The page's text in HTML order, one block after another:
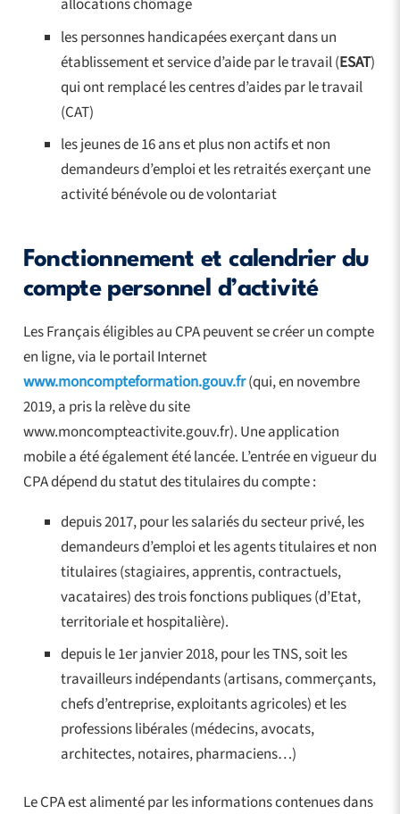
allocations chômage
les personnes handicapées exerçant dans un
établissement et service d’aide par le travail (ESAT)
qui ont remplacé les centres d’aides par le travail
(CAT)
les jeunes de 16 ans et plus non actifs et non
demandeurs d’emploi et les retraités exerçant une
activité bénévole ou de volontariat
Fonctionnement et calendrier du
compte personnel d’activité
Les Français éligibles au CPA peuvent se créer un compte
en ligne, via le portail Internet
www.moncompteformation.gouv.fr(qui, en novembre
2019, a pris la relève du site
www.moncompteactivite.gouv.fr). Une application
mobile a été également été lancée. L’entrée en vigueur du
CPA dépend du statut des titulaires du compte :
depuis 2017, pour les salariés du secteur privé, les
demandeurs d’emploi et les agents titulaires et non
titulaires (stagiaires, apprentis, contractuels,
vacataires) des trois fonctions publiques (d’Etat,
territoriale et hospitalière).
depuis le 1er janvier 2018, pour les TNS, soit les
travailleurs indépendants (artisans, commerçants,
chefs d’entreprise, exploitants agricoles) et les
professions libérales (médecins, avocats,
architectes, notaires, pharmaciens…)
Le CPA est alimenté par les informations contenues dans